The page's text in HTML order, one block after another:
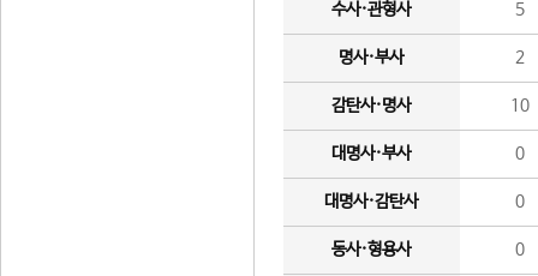
수사·관형사 5
명사·부사 2
감탄사·명사 10
대명사·부사 0
대명사·감탄사 0
동사·형용사 0